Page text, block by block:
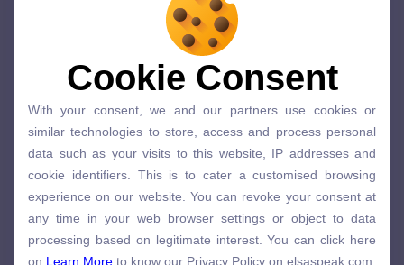
Cookie Consent
similar technologies to store, access and process personal
data such as your visits to this website, IP addresses and
cookie identifiers. This is to cater a customised browsing
experience on our website. You can revoke your consent at
any time in your web browser settings or object to data
processing based on legitimate interest. You can click here
on
Learn More to know our Privacy Policy on elsaspeak.com
Cookie Consent
With your consent, we and our partners use cookies or
similar technologies to store, access and process personal
data such as your visits to this website, IP addresses and
cookie identifiers. This is to cater a customised browsing
experience on our website. You can revoke your consent at
any time in your web browser settings or object to data
processing based on legitimate interest. You can click here
on Learn More to know our Privacy Policy on elsaspeak.com